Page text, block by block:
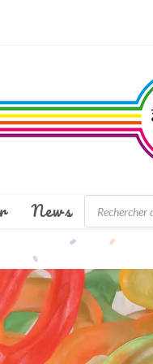
News
de
produits